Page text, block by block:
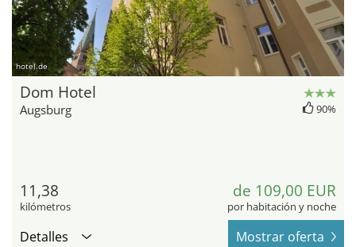
hotel.de
Dom Hotel
Augsburg 90%
11,38
kilómetros
de 109,00 EUR
por habitación y noche
Detalles Mostrar oferta